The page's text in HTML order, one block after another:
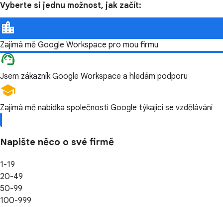
Vyberte si jednu možnost, jak začít:
Zajímá mě Google Workspace pro mou firmu
Jsem zákazník Google Workspace a hledám podporu
Zajímá mě nabídka společnosti Google týkající se vzdělávání
Napište něco o své firmě
1-19
20-49
50-99
100-999